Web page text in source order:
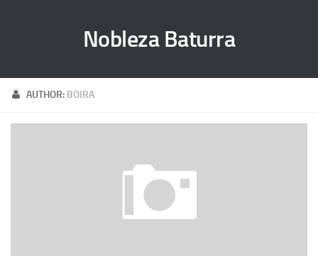
Nobleza Baturra
AUTHOR: BOIRA